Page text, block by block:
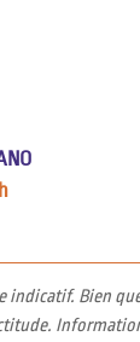
indicatif. Bien